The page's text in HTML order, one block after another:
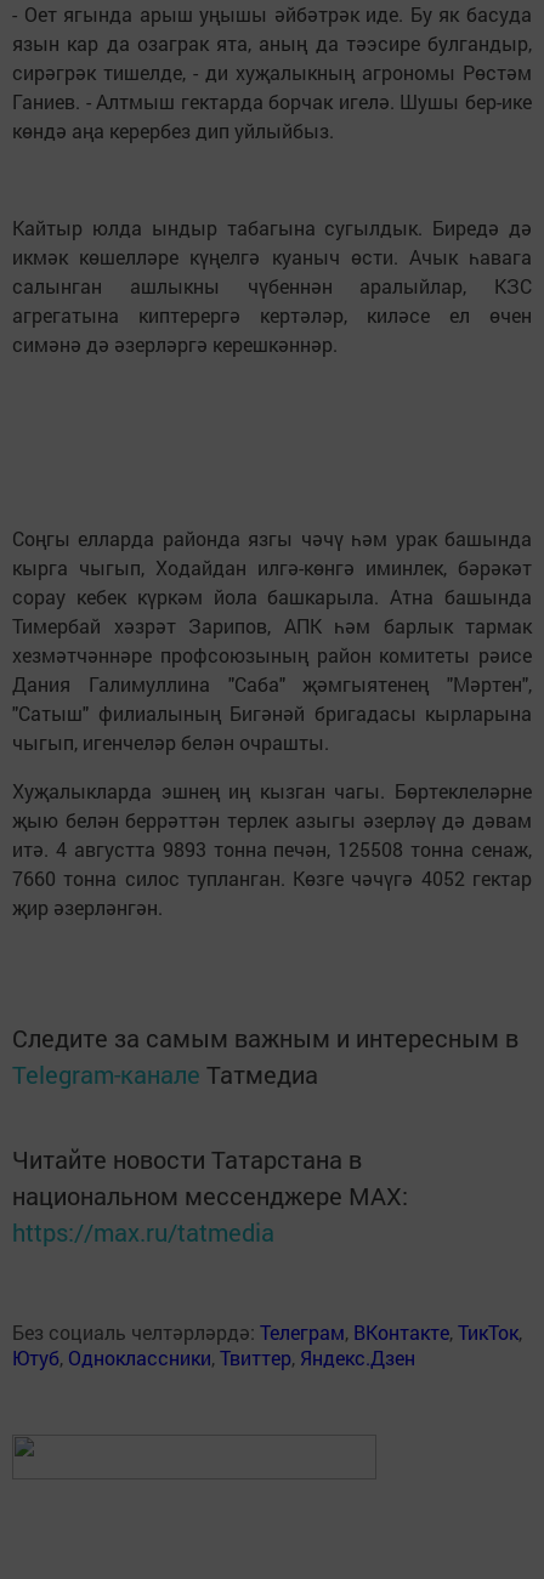
- Оет ягында арыш уңышы әйбәтрәк иде. Бу як басуда
язын кар да озаграк ята, аның да тәэсире булгандыр,
сирәгрәк тишелде, - ди хуҗалыкның агрономы Рөстәм
Ганиев. - Алтмыш гектарда борчак игелә. Шушы бер-ике
көндә аңа керербез дип уйлыйбыз.
Кайтыр юлда ындыр табагына сугылдык. Биредә дә
икмәк көшелләре күңелгә куаныч өсти. Ачык һавага
салынган ашлыкны чүбеннән аралыйлар, КЗС
агрегатына киптерергә кертәләр, киләсе ел өчен
симәнә дә әзерләргә керешкәннәр.
Соңгы елларда районда язгы чәчү һәм урак башында
кырга чыгып, Ходайдан илгә-көнгә иминлек, бәрәкәт
сорау кебек күркәм йола башкарыла. Атна башында
Тимербай хәзрәт Зарипов, АПК һәм барлык тармак
хезмәтчәннәре профсоюзының район комитеты рәисе
Дания Галимуллина "Саба" җәмгыятенең "Мәртен",
"Сатыш" филиа­лының Бигәнәй бригадасы кырларына
чыгып, игенчеләр белән очрашты.
Хуҗалыкларда эшнең иң кызган чагы. Бөртеклеләрне
җыю белән беррәттән терлек азыгы әзерләү дә дәвам
итә. 4 августта 9893 тонна печән, 125508 тонна сенаж,
7660 тонна силос тупланган. Көзге чәчүгә 4052 гектар
җир әзерләнгән.
Следите за самым важным и интересным в
Telegram-канале Татмедиа
Читайте новости Татарстана в
национальном мессенджере MАХ:
https://max.ru/tatmedia
Без социаль челтәрләрдә: Телеграм, ВКонтакте,ТикТок,
Ютуб, Одноклассники,Твиттер, Яндекс.Дзен